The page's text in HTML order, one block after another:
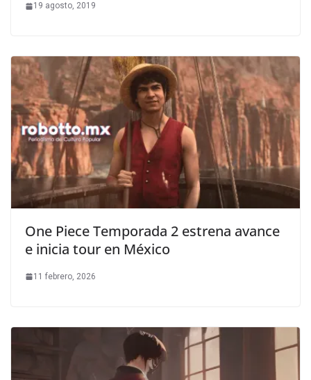
19 agosto, 2019
One Piece Temporada 2 estrena avance
e inicia tour en México
11 febrero, 2026